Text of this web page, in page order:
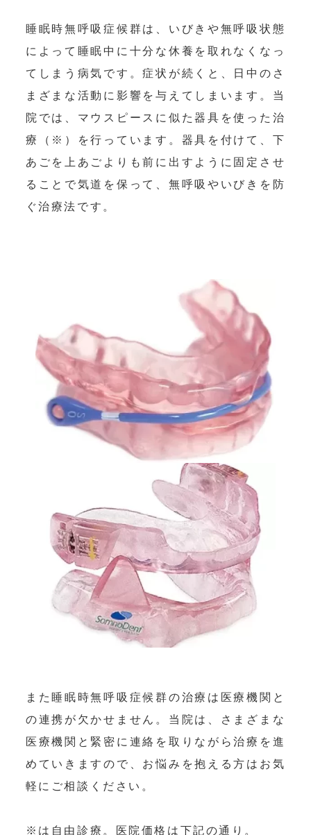
睡眠時無呼吸症候群は、いびきや無呼吸状態
によって睡眠中に十分な休養を取れなくなっ
てしまう病気です。症状が続くと、日中のさ
まざまな活動に影響を与えてしまいます。当
院では、マウスピースに似た器具を使った治
療（※）を行っています。器具を付けて、下
あごを上あごよりも前に出すように固定させ
ることで気道を保って、無呼吸やいびきを防
ぐ治療法です。
また睡眠時無呼吸症候群の治療は医療機関と
の連携が欠かせません。当院は、さまざまな
医療機関と緊密に連絡を取りながら治療を進
めていきますので、お悩みを抱える方はお気
軽にご相談ください。
※は自由診療。医院価格は下記の通り。